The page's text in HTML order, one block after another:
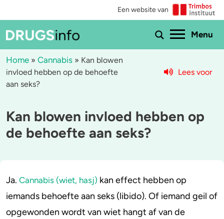
Een website van
Menu
Menu
XTC / MDMA
Speed
3-MMC
Aantoonbaarheid
Drugs & de wet
Combinaties & medicijnen
Home » Cannabis » Kan blowen
invloed hebben op de behoefte
aan seks?
Lees voor
Kan blowen invloed hebben op
de behoefte aan seks?
Ja. Cannabis (wiet, hasj) kan effect hebben op
iemands behoefte aan seks (libido). Of iemand geil of
opgewonden wordt van wiet hangt af van de